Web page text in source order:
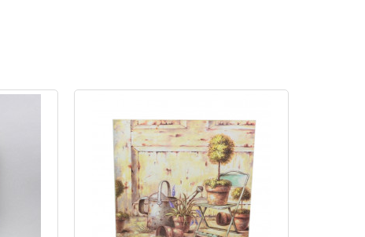
мила
мила
59 53
Фотоальбом власними руками
вел. "Compass" AB429
629 грн. 415 грн.
-34 %
Фотоальбом "Власними руками"